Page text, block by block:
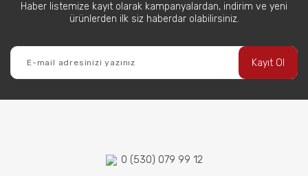
Haber listemize kayıt olarak kampanyalardan, indirim ve yeni
ürünlerden ilk siz haberdar olabilirsiniz.
Kayıt Ol
0 (530) 079 99 12